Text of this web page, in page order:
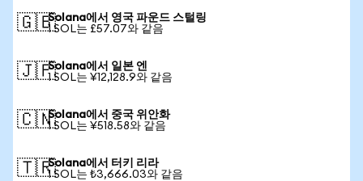
🇬🇧Solana에서 영국 파운드 스털링
1 SOL는 £57.07와 같음
🇯🇵Solana에서 일본 엔
1 SOL는 ¥12,128.9와 같음
🇨🇳Solana에서 중국 위안화
1 SOL는 ¥518.58와 같음
🇹🇷Solana에서 터키 리라
1 SOL는 ₺3,666.03와 같음